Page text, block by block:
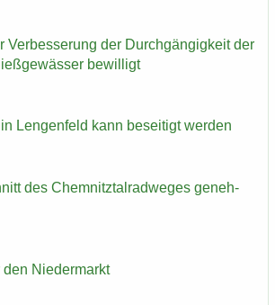
Ver­bes­se­rung der Durch­gän­gig­keit der
be­wil­ligt
Len­gen­feld kann be­sei­tigt wer­den
des Chem­nitz­tal­rad­we­ges ge­neh­
Nie­der­markt